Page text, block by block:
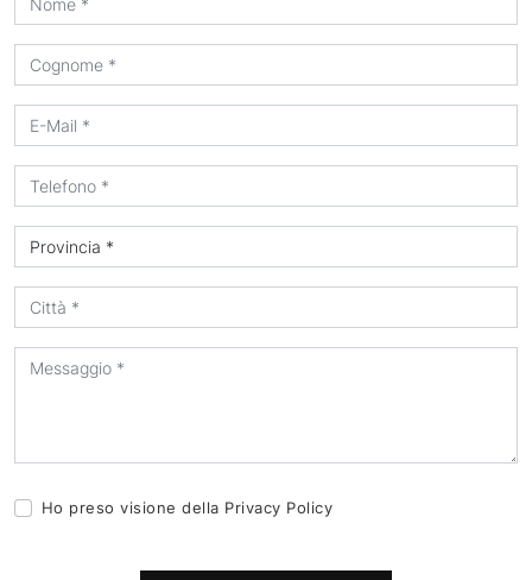
Ho preso visione della Privacy Policy